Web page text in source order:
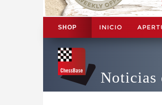
SHOP INICIO
Noticias